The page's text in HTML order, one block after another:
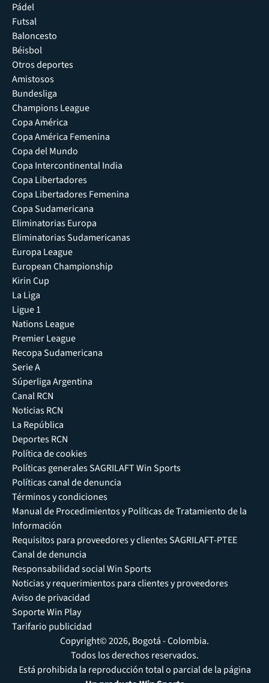
Pádel
Futsal
Baloncesto
Béisbol
Otros deportes
Amistosos
Bundesliga
Champions League
Copa América
Copa América Femenina
Copa del Mundo
Copa Intercontinental India
Copa Libertadores
Copa Libertadores Femenina
Copa Sudamericana
Eliminatorias Europa
Eliminatorias Sudamericanas
Europa League
European Championship
Kirin Cup
La Liga
Ligue 1
Nations League
Premier League
Recopa Sudamericana
Serie A
Súperliga Argentina
Canal RCN
Noticias RCN
La República
Deportes RCN
Política de cookies
Políticas generales SAGRILAFT Win Sports
Políticas canal de denuncia
Términos y condiciones
Manual de Procedimientos y Políticas de Tratamiento de la
Información
Requisitos para proveedores y clientes SAGRILAFT-PTEE
Canal de denuncia
Responsabilidad social Win Sports
Noticias y requerimientos para clientes y proveedores
Aviso de privacidad
Soporte Win Play
Tarifario publicidad
Copyright© 2026, Bogotá - Colombia.
Todos los derechos reservados.
Está prohibida la reproducción total o parcial de la página